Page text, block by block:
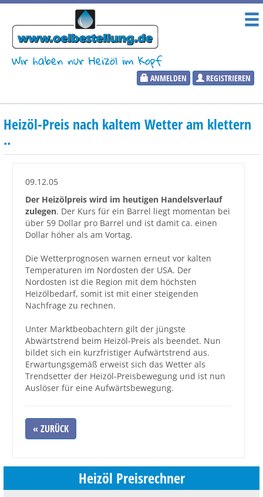
Wir haben nur Heizöl im Kopf
ANMELDEN REGISTRIEREN
Heizölpreise
Aktueller Heizölpreis
Marktinformationen
Großbestellungen
Service
Händler
Hilfe und Kontakt
Heizöl-Preis nach kaltem Wetter am klettern
..
09.12.05
Der Heizölpreis wird im heutigen Handelsverlauf
zulegen. Der Kurs für ein Barrel liegt momentan bei
über 59 Dollar pro Barrel und ist damit ca. einen
Dollar höher als am Vortag.
Die Wetterprognosen warnen erneut vor kalten
Temperaturen im Nordosten der USA. Der
Nordosten ist die Region mit dem höchsten
Heizölbedarf, somit ist mit einer steigenden
Nachfrage zu rechnen.
Unter Marktbeobachtern gilt der jüngste
Abwärtstrend beim Heizöl-Preis als beendet. Nun
bildet sich ein kurzfristiger Aufwärtstrend aus.
Erwartungsgemäß erweist sich das Wetter als
Trendsetter der Heizöl-Preisbewegung und ist nun
Auslöser für eine Aufwärtsbewegung.
« ZURÜCK
Heizöl Preisrechner